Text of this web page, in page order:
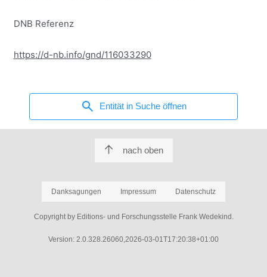
DNB Referenz
https://d-nb.info/gnd/116033290
search Entität in Suche öffnen
nach oben
Danksagungen Impressum Datenschutz
Copyright by Editions- und Forschungsstelle Frank Wedekind.
Version: 2.0.328.26060,2026-03-01T17:20:38+01:00